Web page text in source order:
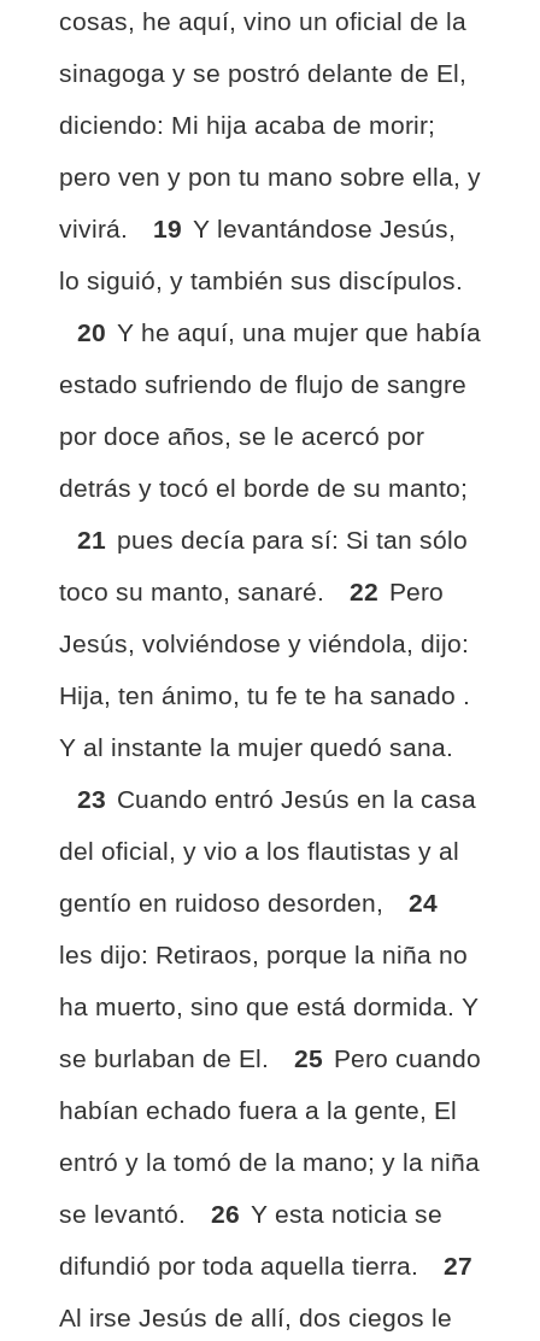
cosas, he aquí, vino un oficial de la
sinagoga y se postró delante de El,
diciendo: Mi hija acaba de morir;
pero ven y pon tu mano sobre ella, y
vivirá.
19 Y levantándose Jesús,
lo siguió, y también sus discípulos.
20 Y he aquí, una mujer que había
estado sufriendo de flujo de sangre
por doce años, se le acercó por
detrás y tocó el borde de su manto;
21 pues decía para sí: Si tan sólo
toco su manto, sanaré.
22 Pero
Jesús, volviéndose y viéndola, dijo:
Hija, ten ánimo, tu fe te ha sanado .
Y al instante la mujer quedó sana.
23 Cuando entró Jesús en la casa
del oficial, y vio a los flautistas y al
gentío en ruidoso desorden,
24
les dijo: Retiraos, porque la niña no
ha muerto, sino que está dormida. Y
se burlaban de El.
25 Pero cuando
habían echado fuera a la gente, El
entró y la tomó de la mano; y la niña
se levantó.
26 Y esta noticia se
difundió por toda aquella tierra.
27
Al irse Jesús de allí, dos ciegos le